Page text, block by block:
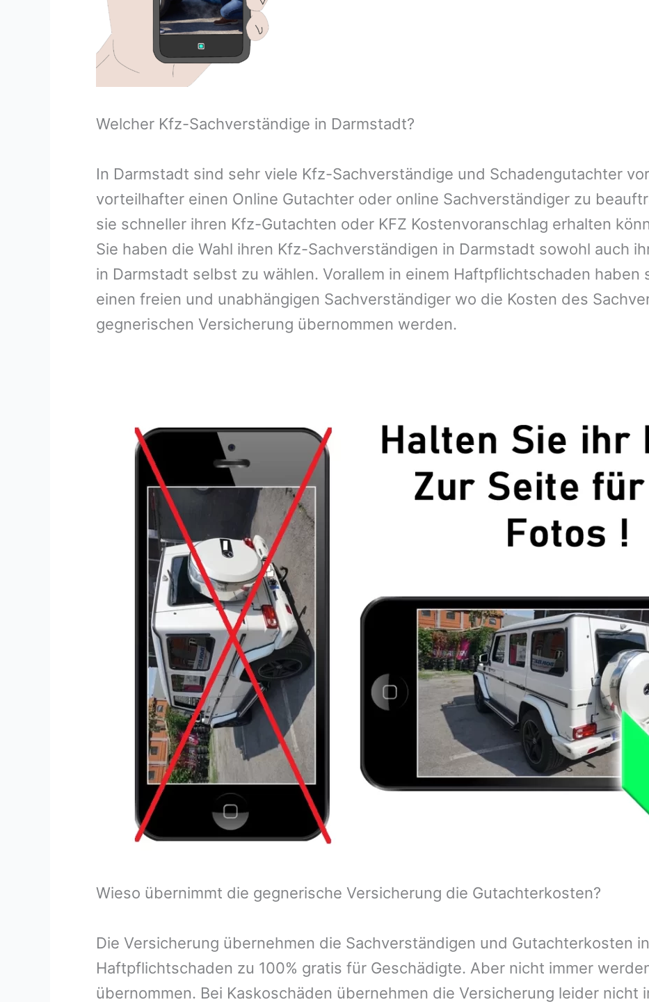
Welcher Kfz-Sachverständige in Darmstadt?
In Darmstadt sind sehr viele Kfz-Sachverständige und Schadengutachter
vorteilhafter einen Online Gutachter oder online Sachverständiger zu
sie schneller ihren Kfz-Gutachten oder KFZ Kostenvoranschlag erhalten
Sie haben die Wahl ihren Kfz-Sachverständigen in Darmstadt sowohl auch
in Darmstadt selbst zu wählen. Vorallem in einem Haftpflichtschaden haben
einen freien und unabhängigen Sachverständiger wo die Kosten des
gegnerischen Versicherung übernommen werden.
Wieso übernimmt die gegnerische Versicherung die Gutachterkosten?
Die Versicherung übernehmen die Sachverständigen und Gutachterkosten
Haftpflichtschaden zu 100% gratis für Geschädigte. Aber nicht immer
übernommen. Bei Kaskoschäden übernehmen die Versicherung leider nicht